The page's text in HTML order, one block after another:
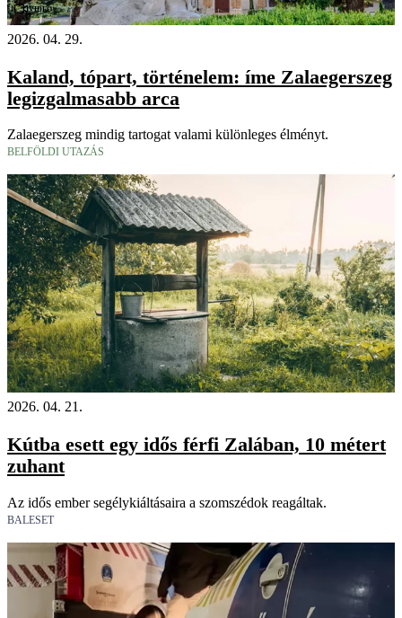
Videó
2026. 04. 29.
Kaland, tópart, történelem: íme Zalaegerszeg
legizgalmasabb arca
Zalaegerszeg mindig tartogat valami különleges élményt.
BELFÖLDI UTAZÁS
2026. 04. 21.
Kútba esett egy idős férfi Zalában, 10 métert
zuhant
Az idős ember segélykiáltásaira a szomszédok reagáltak.
BALESET